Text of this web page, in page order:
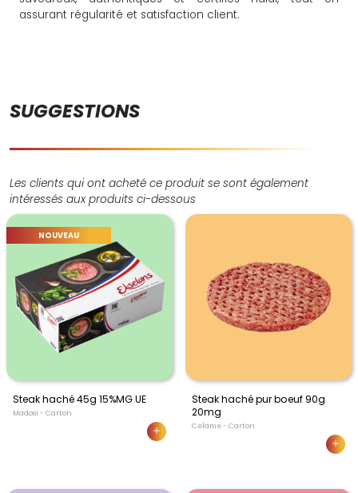
assurant régularité et satisfaction client.
SUGGESTIONS
Les clients qui ont acheté ce produit se sont également
intéressés aux produits ci-dessous
NOUVEAU
Steak haché 45g 15%MG UE
Madosi - Carton
Steak haché pur boeuf 90g
20mg
Celame - Carton